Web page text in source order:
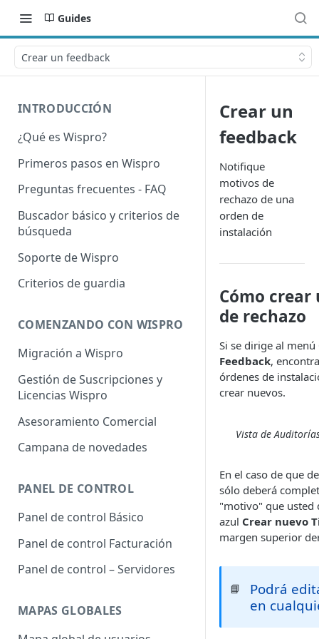
Guides
Crear un feedback
INTRODUCCIÓN
¿Qué es Wispro?
Primeros pasos en Wispro
Preguntas frecuentes - FAQ
Buscador básico y criterios de
búsqueda
Soporte de Wispro
Criterios de guardia
COMENZANDO CON WISPRO
Migración a Wispro
Gestión de Suscripciones y
Licencias Wispro
Asesoramiento Comercial
Campana de novedades
PANEL DE CONTROL
Panel de control Básico
Panel de control Facturación
Panel de control – Servidores
MAPAS GLOBALES
Crear un
feedback
Notifique
motivos de
rechazo de una
orden de
instalación
Cómo
de rechazo
Si se dirige al menú
Feedback,
órdenes de
crear nuevos.
Vista de
En el caso de que
sólo deberá
"motivo" que usted
azul Crear nuevo
margen superior
📘
Podrá
en